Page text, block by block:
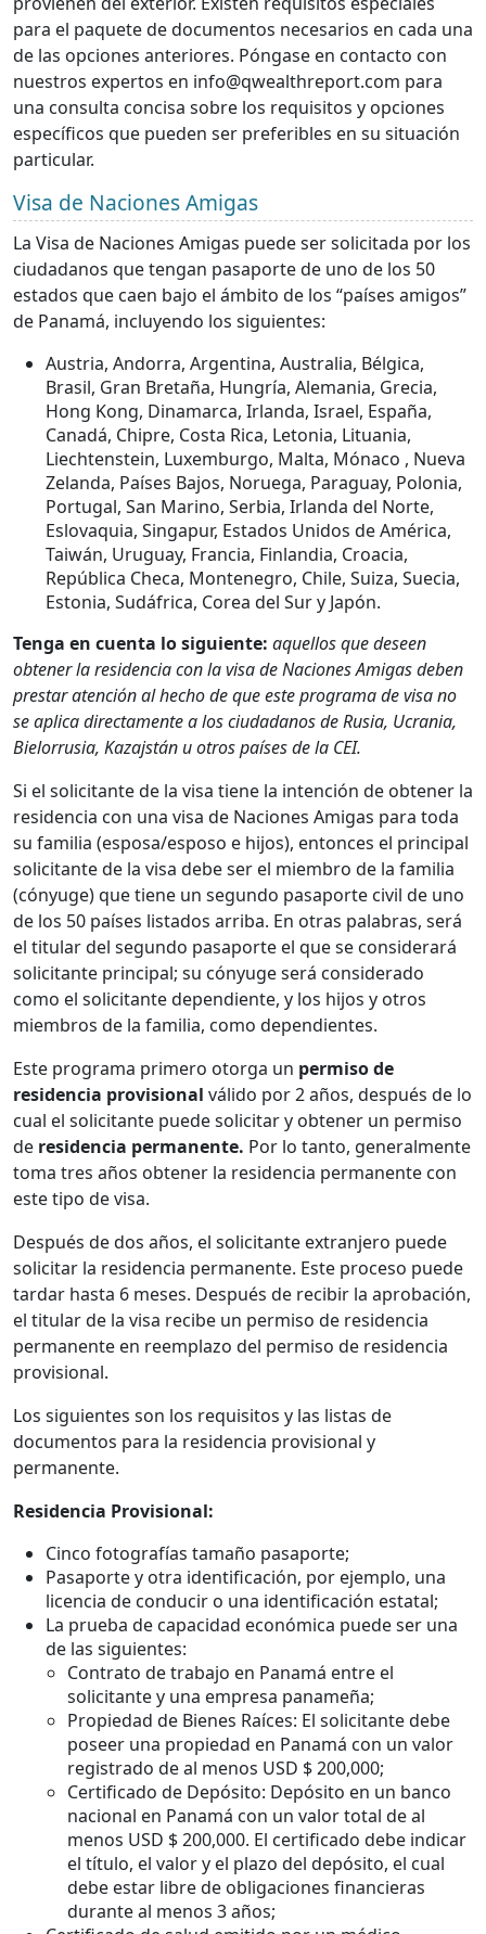
para el paquete de documentos necesarios en cada una
de las opciones anteriores. Póngase en contacto con
nuestros expertos en info@qwealthreport.com para
una consulta concisa sobre los requisitos y opciones
específicos que pueden ser preferibles en su situación
particular.
Visa de Naciones Amigas
La Visa de Naciones Amigas puede ser solicitada por los
ciudadanos que tengan pasaporte de uno de los 50
estados que caen bajo el ámbito de los “países amigos”
de Panamá, incluyendo los siguientes:
Austria, Andorra, Argentina, Australia, Bélgica,
Brasil, Gran Bretaña, Hungría, Alemania, Grecia,
Hong Kong, Dinamarca, Irlanda, Israel, España,
Canadá, Chipre, Costa Rica, Letonia, Lituania,
Liechtenstein, Luxemburgo, Malta, Mónaco , Nueva
Zelanda, Países Bajos, Noruega, Paraguay, Polonia,
Portugal, San Marino, Serbia, Irlanda del Norte,
Eslovaquia, Singapur, Estados Unidos de América,
Taiwán, Uruguay, Francia, Finlandia, Croacia,
República Checa, Montenegro, Chile, Suiza, Suecia,
Estonia, Sudáfrica, Corea del Sur y Japón.
Tenga en cuenta lo siguiente: aquellos que deseen
obtener la residencia con la visa de Naciones Amigas deben
prestar atención al hecho de que este programa de visa no
se aplica directamente a los ciudadanos de Rusia, Ucrania,
Bielorrusia, Kazajstán u otros países de la CEI.
Si el solicitante de la visa tiene la intención de obtener la
residencia con una visa de Naciones Amigas para toda
su familia (esposa/esposo e hijos), entonces el principal
solicitante de la visa debe ser el miembro de la familia
(cónyuge) que tiene un segundo pasaporte civil de uno
de los 50 países listados arriba. En otras palabras, será
el titular del segundo pasaporte el que se considerará
solicitante principal; su cónyuge será considerado
como el solicitante dependiente, y los hijos y otros
miembros de la familia, como dependientes.
Este programa primero otorga un permiso de
residencia provisional válido por 2 años, después de lo
cual el solicitante puede solicitar y obtener un permiso
de residencia permanente. Por lo tanto, generalmente
toma tres años obtener la residencia permanente con
este tipo de visa.
Después de dos años, el solicitante extranjero puede
solicitar la residencia permanente. Este proceso puede
tardar hasta 6 meses. Después de recibir la aprobación,
el titular de la visa recibe un permiso de residencia
permanente en reemplazo del permiso de residencia
provisional.
Los siguientes son los requisitos y las listas de
documentos para la residencia provisional y
permanente.
Residencia Provisional:
Cinco fotografías tamaño pasaporte;
Pasaporte y otra identificación, por ejemplo, una
licencia de conducir o una identificación estatal;
La prueba de capacidad económica puede ser una
de las siguientes:
Contrato de trabajo en Panamá entre el
solicitante y una empresa panameña;
Propiedad de Bienes Raíces: El solicitante debe
poseer una propiedad en Panamá con un valor
registrado de al menos USD $ 200,000;
Certificado de Depósito: Depósito en un banco
nacional en Panamá con un valor total de al
menos USD $ 200,000. El certificado debe indicar
el título, el valor y el plazo del depósito, el cual
debe estar libre de obligaciones financieras
durante al menos 3 años;